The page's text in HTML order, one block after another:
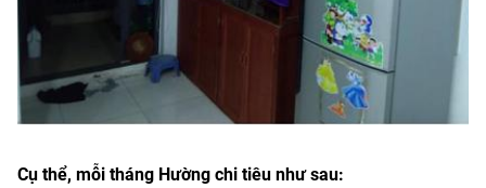
Cụ thể, mỗi tháng Hường chi tiêu như sau: